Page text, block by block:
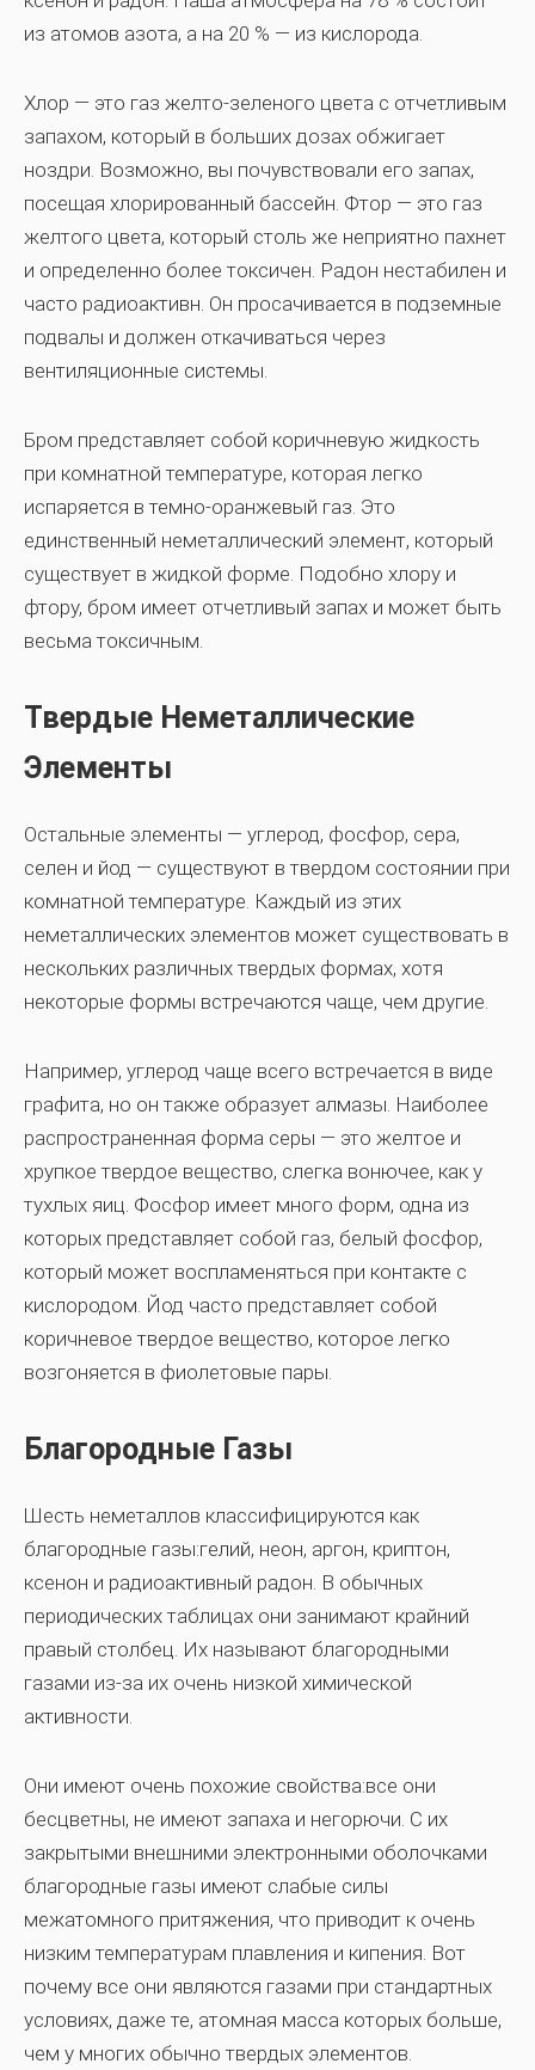
из атомов азота, а на 20 % — из кислорода.
Хлор — это газ желто-зеленого цвета с отчетливым
запахом, который в больших дозах обжигает
ноздри. Возможно, вы почувствовали его запах,
посещая хлорированный бассейн. Фтор — это газ
желтого цвета, который столь же неприятно пахнет
и определенно более токсичен. Радон нестабилен и
часто радиоактивн. Он просачивается в подземные
подвалы и должен откачиваться через
вентиляционные системы.
Бром представляет собой коричневую жидкость
при комнатной температуре, которая легко
испаряется в темно-оранжевый газ. Это
единственный неметаллический элемент, который
существует в жидкой форме. Подобно хлору и
фтору, бром имеет отчетливый запах и может быть
весьма токсичным.
Твердые Неметаллические
Элементы
Остальные элементы — углерод, фосфор, сера,
селен и йод — существуют в твердом состоянии при
комнатной температуре. Каждый из этих
неметаллических элементов может существовать в
нескольких различных твердых формах, хотя
некоторые формы встречаются чаще, чем другие.
Например, углерод чаще всего встречается в виде
графита, но он также образует алмазы. Наиболее
распространенная форма серы — это желтое и
хрупкое твердое вещество, слегка вонючее, как у
тухлых яиц. Фосфор имеет много форм, одна из
которых представляет собой газ, белый фосфор,
который может воспламеняться при контакте с
кислородом. Йод часто представляет собой
коричневое твердое вещество, которое легко
возгоняется в фиолетовые пары.
Благородные Газы
Шесть неметаллов классифицируются как
благородные газы:гелий, неон, аргон, криптон,
ксенон и радиоактивный радон. В обычных
периодических таблицах они занимают крайний
правый столбец. Их называют благородными
газами из-за их очень низкой химической
активности.
Они имеют очень похожие свойства:все они
бесцветны, не имеют запаха и негорючи. С их
закрытыми внешними электронными оболочками
благородные газы имеют слабые силы
межатомного притяжения, что приводит к очень
низким температурам плавления и кипения. Вот
почему все они являются газами при стандартных
условиях, даже те, атомная масса которых больше,
чем у многих обычно твердых элементов.